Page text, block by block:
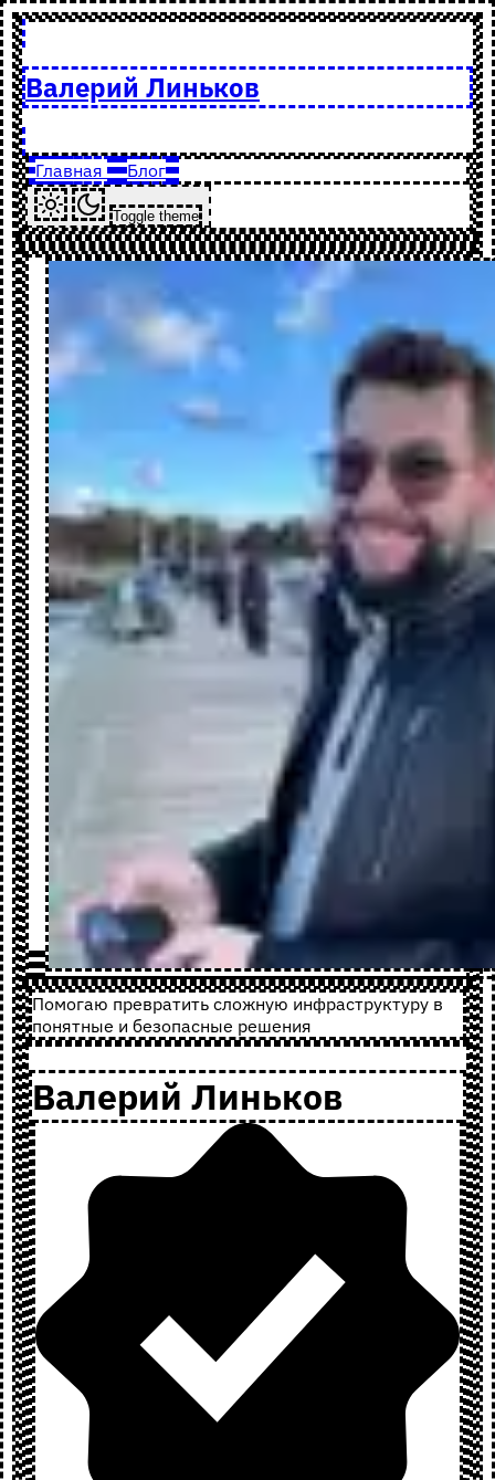
Валерий Линьков
Главная Блог
Toggle theme
Помогаю превратить сложную инфраструктуру в
понятные и безопасные решения
Валерий Линьков